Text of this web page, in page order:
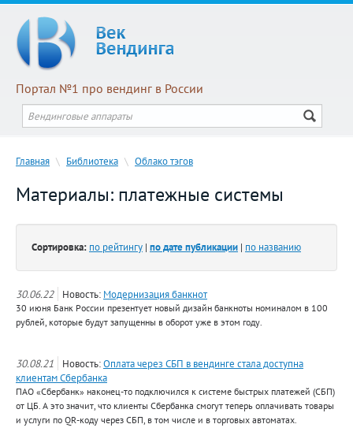
Портал №1 про вендинг в России
Главная \ Библиотека \ Облако тэгов
Материалы: платежные системы
Сортировка: по рейтингу | по дате публикации | по названию
30.06.22 Новость: Модернизация банкнот
30 июня Банк России презентует новый дизайн банкноты номиналом в 100
рублей, которые будут запущенны в оборот уже в этом году.
30.08.21 Новость:Оплата через СБП в вендинге стала доступна
клиентам Сбербанка
ПАО «Сбербанк» наконец-то подключился к системе быстрых платежей (СБП)
от ЦБ. А это значит, что клиенты Сбербанка смогут теперь оплачивать товары
и услуги по QR-коду через СБП, в том числе и в торговых автоматах.